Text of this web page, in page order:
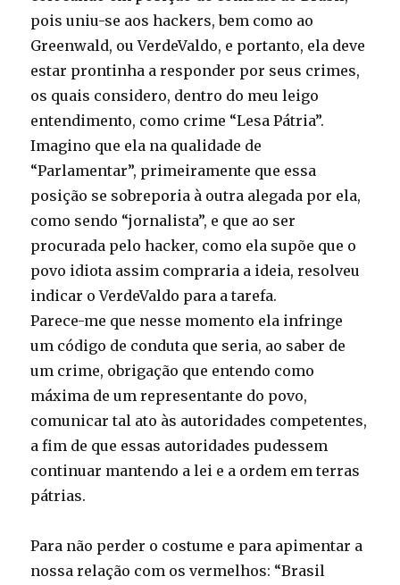
pois uniu-se aos hackers, bem como ao
Greenwald, ou VerdeValdo, e portanto, ela deve
estar prontinha a responder por seus crimes,
os quais considero, dentro do meu leigo
entendimento, como crime “Lesa Pátria”.
Imagino que ela na qualidade de
“Parlamentar”, primeiramente que essa
posição se sobreporia à outra alegada por ela,
como sendo “jornalista”, e que ao ser
procurada pelo hacker, como ela supõe que o
povo idiota assim compraria a ideia, resolveu
indicar o VerdeValdo para a tarefa.
Parece-me que nesse momento ela infringe
um código de conduta que seria, ao saber de
um crime, obrigação que entendo como
máxima de um representante do povo,
comunicar tal ato às autoridades competentes,
a fim de que essas autoridades pudessem
continuar mantendo a lei e a ordem em terras
pátrias.
Para não perder o costume e para apimentar a
nossa relação com os vermelhos: “Brasil